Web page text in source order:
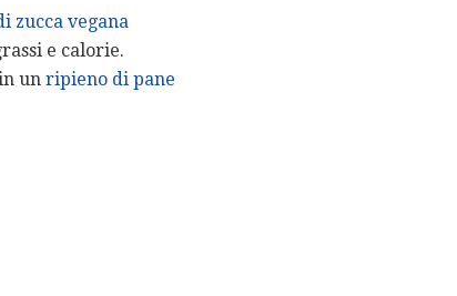
zucca vegana
e calorie.
un ripieno di pane